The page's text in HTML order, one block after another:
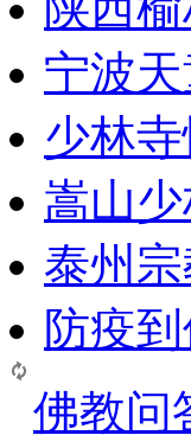
宁波
少林
嵩山
泰州
防疫
佛教问